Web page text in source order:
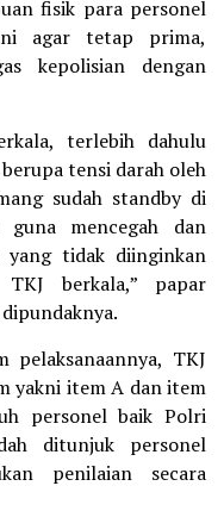
fisik para personel
agar tetap prima,
kepolisian dengan
terlebih dahulu
tensi darah oleh
sudah standby di
mencegah dan
yang tidak diinginkan
berkala,” papar
pelaksanaannya, TKJ
yakni item A dan item
personel baik Polri
ditunjuk personel
penilaian secara